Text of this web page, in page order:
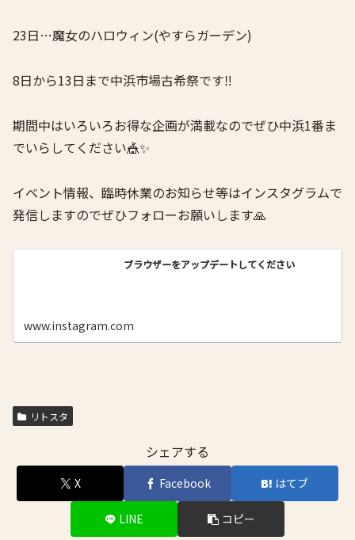
23日…魔女のハロウィン(やすらガーデン)
8日から13日まで中浜市場古希祭です‼️
期間中はいろいろお得な企画が満載なのでぜひ中浜1番ま
でいらしてください🎪✨
イベント情報、臨時休業のお知らせ等はインスタグラムで
発信しますのでぜひフォローお願いします🙏
ブラウザーをアップデートしてください
www.instagram.com
リトスタ
シェアする
X Facebook はてブ
LINE コピー